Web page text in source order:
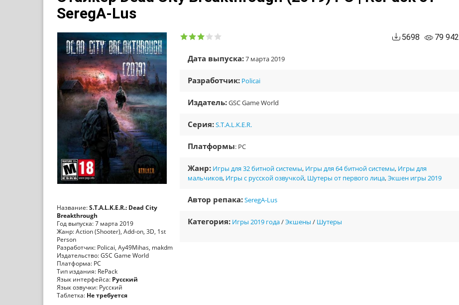
SeregA-Lus
79 942
5698
Дата выпуска:7 марта 2019
Разработчик: Policai
Издатель:GSC Game World
Серия:S.T.A.L.K.E.R.
Платформы: PC
Жанр: Игры для 32 битной системы, Игры для 64 битной системы, Игры для
мальчиков, Игры с русской озвучкой, Шутеры от первого лица,Экшен игры 2019
Автор репака:SeregA-Lus
Категория: Игры 2019 года/Экшены / Шутеры
Название:S.T.A.L.K.E.R.: Dead City
Breakthrough
Год выпуска: 7 марта 2019
Жанр: Action (Shooter), Add-on, 3D, 1st
Person
Разработчик: Policai, Ay49Mihas, makdm
Издательство: GSC Game World
Платформа: PC
Тип издания: RePack
Язык интерфейса: Русский
Язык озвучки: Русский
Таблетка: Не требуется